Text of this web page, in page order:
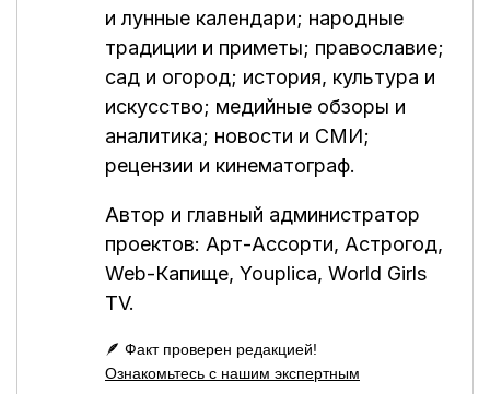
и лунные календари; народные
традиции и приметы; православие;
сад и огород; история, культура и
искусство; медийные обзоры и
аналитика; новости и СМИ;
рецензии и кинематограф.
Автор и главный администратор
проектов: Арт-Ассорти, Астрогод,
Web-Капище, Youplica, World Girls
TV.
🪶 Факт проверен редакцией!
Ознакомьтесь с нашим экспертным